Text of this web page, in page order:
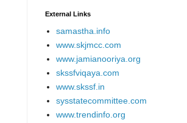
External ‎Links
samastha.info
www.skjmcc.com
www.jamianooriya.org
skssfviqaya.com
www.skssf.in
sysstatecommittee.com
www.trendinfo.org